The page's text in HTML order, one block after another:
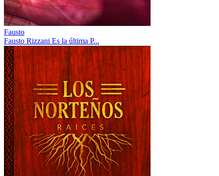
Fausto
Fausto Rizzani Es la última P...